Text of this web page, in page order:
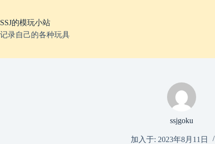
内
容
SSJ的模玩小站
记录自己的各种玩具
ssjgoku
加入于: 2023年8月11日